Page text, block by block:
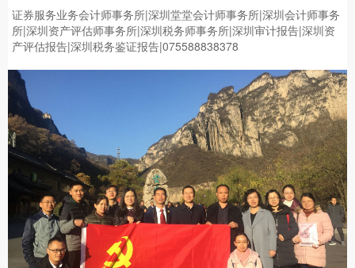
证券服务业务会计师事务所|深圳堂堂会计师事务所|深圳会计师事务
所|深圳资产评估师事务所|深圳税务师事务所|深圳审计报告|深圳资
产评估报告|深圳税务鉴证报告|075588838378